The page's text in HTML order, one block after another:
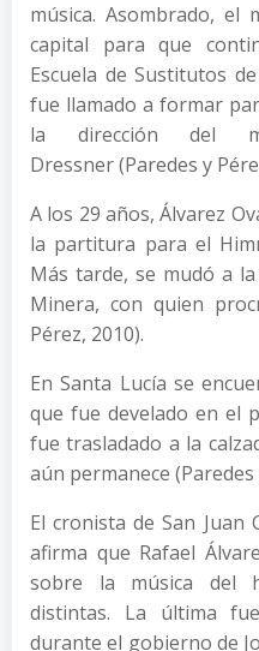
música. Asombrado,
capital para que
Escuela de Sustitutos
fue llamado a formar
la dirección del
Dressner (Paredes y
A los 29 años, Álvarez
la partitura para el
Más tarde, se mudó a
Minera, con quien
Pérez, 2010).
En Santa Lucía se
que fue develado en el
fue trasladado a la
aún permanece (Paredes
El cronista de San Juan
afirma que Rafael
sobre la música del
distintas. La última
durante el gobierno de